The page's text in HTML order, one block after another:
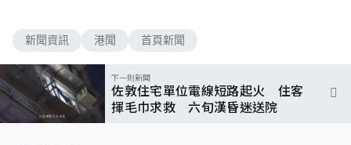
新聞資訊 港聞 首頁新聞
下一則新聞
佐敦住宅單位電線短路起火 住客
揮毛巾求救 六旬漢昏迷送院